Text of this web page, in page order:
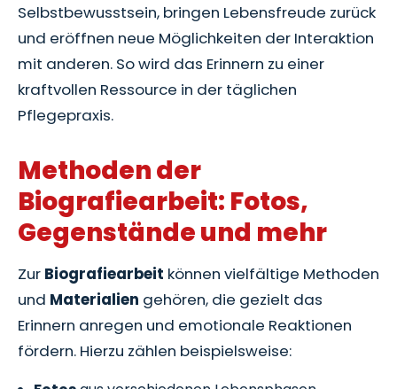
Selbstbewusstsein, bringen Lebensfreude zurück
und eröffnen neue Möglichkeiten der Interaktion
mit anderen. So wird das Erinnern zu einer
kraftvollen Ressource in der täglichen
Pflegepraxis.
Methoden der
Biografiearbeit: Fotos,
Gegenstände und mehr
Zur Biografiearbeit können vielfältige Methoden
und Materialien gehören, die gezielt das
Erinnern anregen und emotionale Reaktionen
fördern. Hierzu zählen beispielsweise: